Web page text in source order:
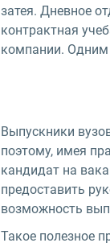
затея. Дневное
контрактная
компании. Одним
Выпускники
поэтому, имея
кандидат на
предоставить
возможность
Такое полезное